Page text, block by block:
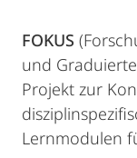
FOKUS
und
Projekt zur
Lernmodulen